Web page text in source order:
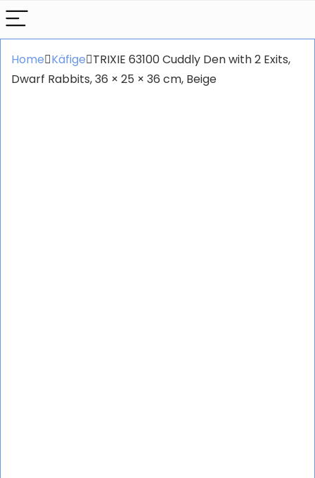
Home Käfige TRIXIE 63100 Cuddly Den with 2 Exits,
Dwarf Rabbits, 36 × 25 × 36 cm, Beige